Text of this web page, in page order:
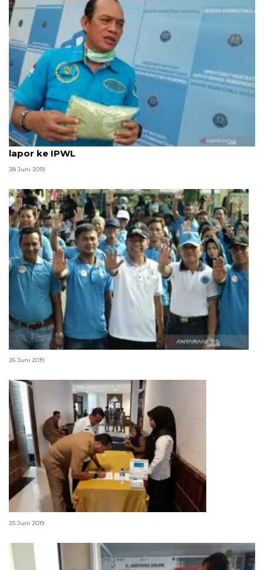
BNN: Anak atau keluarga terpapar narkoba segera
lapor ke IPWL
28 Juni 2019
Sepanjang 2019 BNN sita 5,8 kilogram sabu di Palu
26 Juni 2019
16.000 pekerja di Batam terlibat narkoba
25 Juni 2019